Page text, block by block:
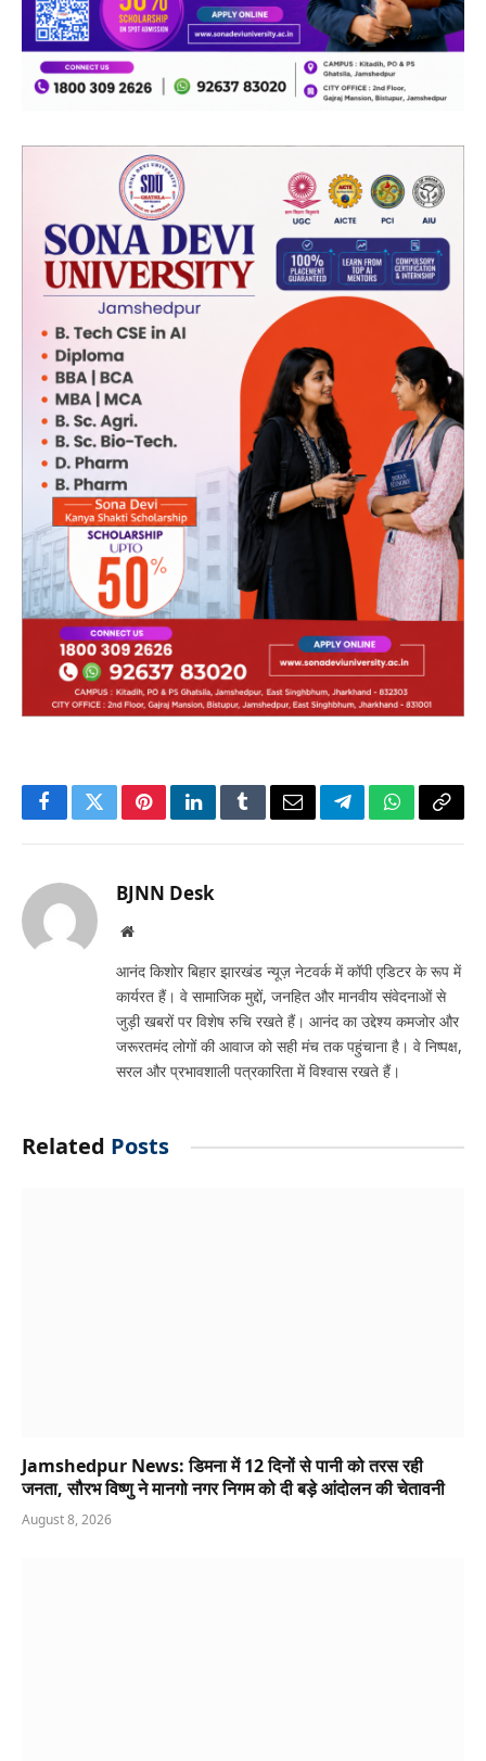
FacebookTwitterPinterestLinkedInTumblrEmailTelegramWhatsApp
Copy
BJNN Desk
Website
आनंद किशोर बिहार झारखंड न्यूज़ नेटवर्क में कॉपी एडिटर के रूप में
कार्यरत हैं। वे सामाजिक मुद्दों, जनहित और मानवीय संवेदनाओं से
जुड़ी खबरों पर विशेष रुचि रखते हैं। आनंद का उद्देश्य कमजोर और
जरूरतमंद लोगों की आवाज को सही मंच तक पहुंचाना है। वे निष्पक्ष,
सरल और प्रभावशाली पत्रकारिता में विश्वास रखते हैं।
Related Posts
Jamshedpur News: डिमना में 12 दिनों से पानी को तरस रही
जनता, सौरभ विष्णु ने मानगो नगर निगम को दी बड़े आंदोलन की चेतावनी
August 8, 2026